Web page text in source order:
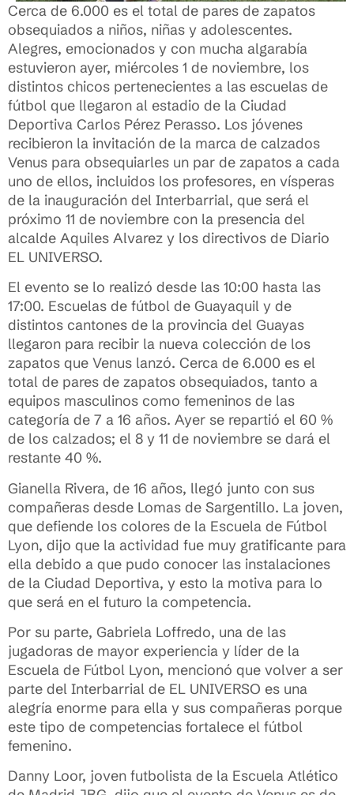
Cerca de 6.000 es el total de pares de zapatos
obsequiados a niños, niñas y adolescentes.
Alegres, emocionados y con mucha algarabía
estuvieron ayer, miércoles 1 de noviembre, los
distintos chicos pertenecientes a las escuelas de
fútbol que llegaron al estadio de la Ciudad
Deportiva Carlos Pérez Perasso. Los jóvenes
recibieron la invitación de la marca de calzados
Venus para obsequiarles un par de zapatos a cada
uno de ellos, incluidos los profesores, en vísperas
de la inauguración del Interbarrial, que será el
próximo 11 de noviembre con la presencia del
alcalde Aquiles Alvarez y los directivos de Diario
EL UNIVERSO.
El evento se lo realizó desde las 10:00 hasta las
17:00. Escuelas de fútbol de Guayaquil y de
distintos cantones de la provincia del Guayas
llegaron para recibir la nueva colección de los
zapatos que Venus lanzó. Cerca de 6.000 es el
total de pares de zapatos obsequiados, tanto a
equipos masculinos como femeninos de las
categoría de 7 a 16 años. Ayer se repartió el 60 %
de los calzados; el 8 y 11 de noviembre se dará el
restante 40 %.
Gianella Rivera, de 16 años, llegó junto con sus
compañeras desde Lomas de Sargentillo. La joven,
que defiende los colores de la Escuela de Fútbol
Lyon, dijo que la actividad fue muy gratificante para
ella debido a que pudo conocer las instalaciones
de la Ciudad Deportiva, y esto la motiva para lo
que será en el futuro la competencia.
Por su parte, Gabriela Loffredo, una de las
jugadoras de mayor experiencia y líder de la
Escuela de Fútbol Lyon, mencionó que volver a ser
parte del Interbarrial de EL UNIVERSO es una
alegría enorme para ella y sus compañeras porque
este tipo de competencias fortalece el fútbol
femenino.
Danny Loor, joven futbolista de la Escuela Atlético